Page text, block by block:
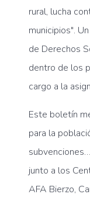
rural, lucha
municipios".
de Derechos
dentro de los
cargo a la
Este boletín
para la
junto a los
AFA Bierzo,